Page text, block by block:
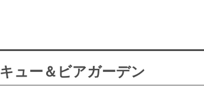
ュー＆ビアガーデン